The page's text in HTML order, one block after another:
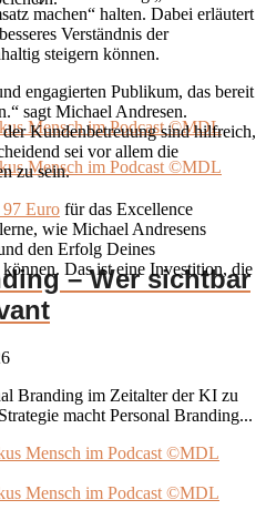
machen“ halten. Dabei erläutert
Verständnis der
steigern können.
engagierten Publikum, das bereit
sagt Michael Andresen.
Kundenbetreuung sind hilfreich,
sei vor allem die
zu sein.
Euro für das Excellence
wie Michael Andresens
den Erfolg Deines
Das ist eine Investition, die
– Wer sichtbar
Branding im Zeitalter der KI zu
macht Personal Branding...